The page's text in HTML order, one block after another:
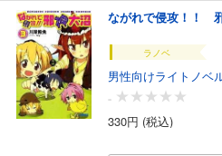
ながれで侵攻！！
ラノベ
男性向けライトノベ
-
330円 (税込)